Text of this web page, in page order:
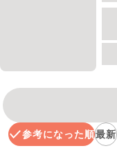
参考になった順最新